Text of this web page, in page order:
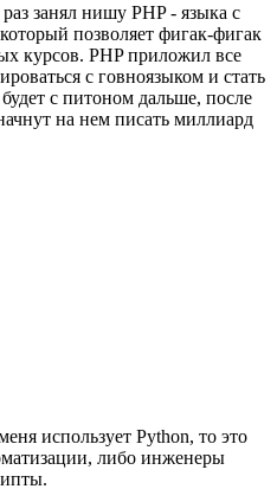
занял нишу PHP - языка с
позволяет фигак-фигак
курсов. PHP приложил все
с говноязыком и стать
с питоном дальше, после
на нем писать миллиард
использует Python, то это
либо инженеры